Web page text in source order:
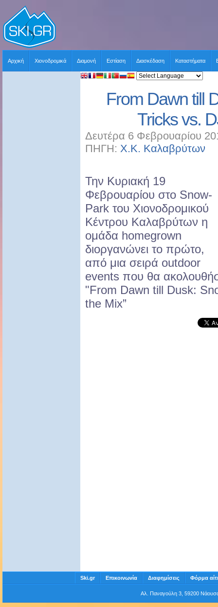
Αρχική Χιονοδρομικά Διαμονή Εστίαση Διασκέδαση Καταστήματα
From Dawn till
Tricks vs.
Δευτέρα 6 Φεβρουαρίου
ΠΗΓΗ: Χ.Κ. Καλαβρύτων
Την Κυριακή 19
Φεβρουαρίου στο Snow-
Park του Χιονοδρομικού
Κέντρου Καλαβρύτων η
ομάδα homegrown
διοργανώνει το πρώτο,
από μια σειρά outdoor
events που θα
"From Dawn till Dusk:
the Mix”
Ski.gr Επικοινωνία Διαφημίσεις Φόρμα
Αλ. Παναγούλη 3, 59200